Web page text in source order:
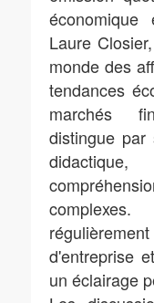
Laure
monde des
tendances
marchés
distingue par
d'entreprise
un éclairage